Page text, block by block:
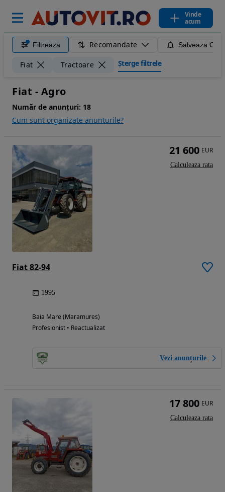
Vinde
acum
Filtreaza Recomandate Salveaza
Fiat Tractoare Șterge filtrele
Fiat - Agro
Număr de anunțuri: 18
Cum sunt organizate anunturile?
Fiat 82-94
1995
Baia Mare (Maramures)
Profesionist • Reactualizat
Vezi anunțurile
21 600 EUR
Calculeaza rata
17 800 EUR
Calculeaza rata